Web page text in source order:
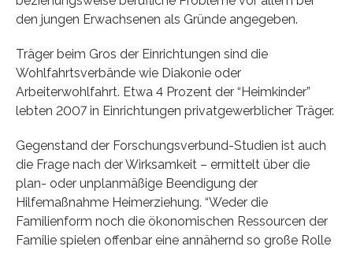
den jungen Erwachsenen als Gründe angegeben.
Träger beim Gros der Einrichtungen sind die
Wohlfahrtsverbände wie Diakonie oder
Arbeiterwohlfahrt. Etwa 4 Prozent der “Heimkinder”
lebten 2007 in Einrichtungen privatgewerblicher Träger.
Gegenstand der Forschungsverbund-Studien ist auch
die Frage nach der Wirksamkeit – ermittelt über die
plan- oder unplanmäßige Beendigung der
Hilfemaßnahme Heimerziehung. “Weder die
Familienform noch die ökonomischen Ressourcen der
Familie spielen offenbar eine annähernd so große Rolle